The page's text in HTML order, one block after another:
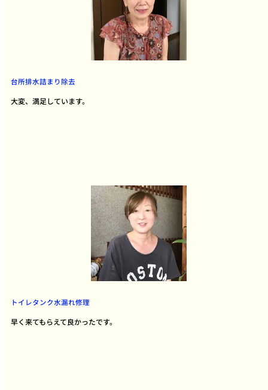
台所排水詰まり除去
大変、満足しています。
トイレタンク水漏れ修理
早く来てもらえて良かったです。